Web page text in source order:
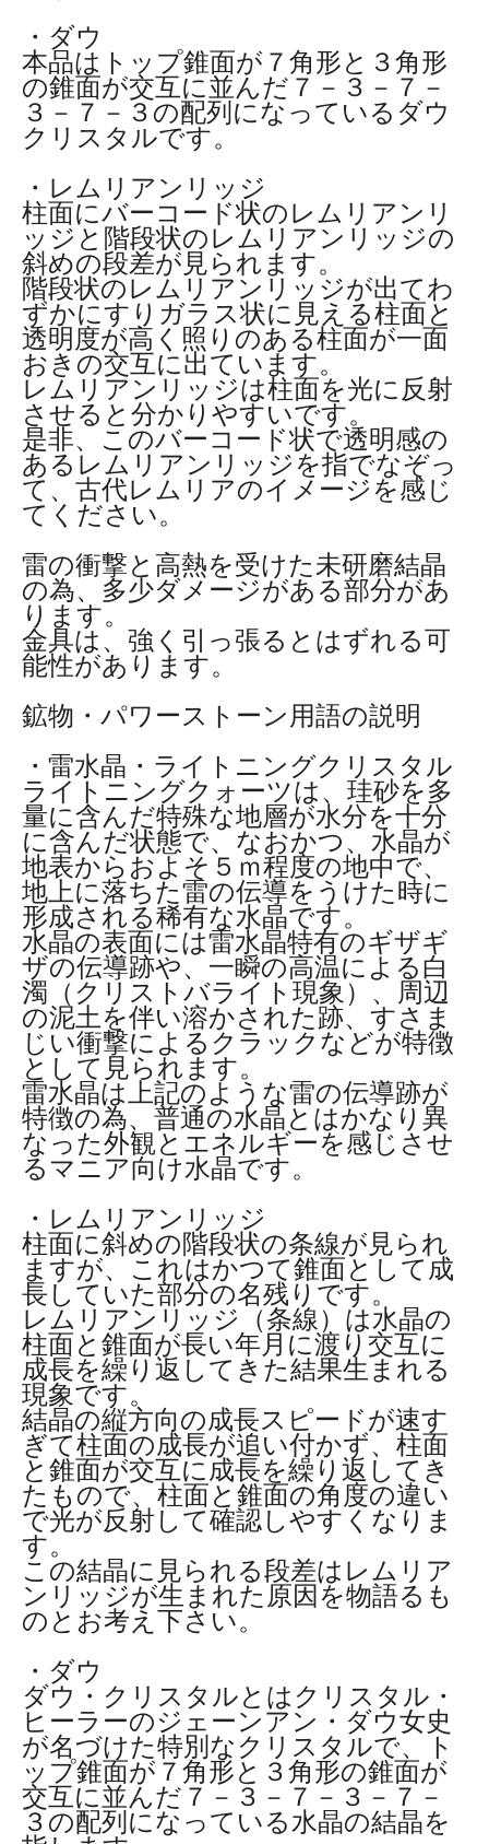
・ダウ
本品はトップ錐面が７角形と３角形
の錐面が交互に並んだ７－３－７－
３－７－３の配列になっているダウ
クリスタルです。
・レムリアンリッジ
柱面にバーコード状のレムリアンリ
ッジと階段状のレムリアンリッジの
斜めの段差が見られます。
階段状のレムリアンリッジが出てわ
ずかにすりガラス状に見える柱面と
透明度が高く照りのある柱面が一面
おきの交互に出ています。
レムリアンリッジは柱面を光に反射
させると分かりやすいです。
是非、このバーコード状で透明感の
あるレムリアンリッジを指でなぞっ
て、古代レムリアのイメージを感じ
てください。
雷の衝撃と高熱を受けた未研磨結晶
の為、多少ダメージがある部分があ
ります。
金具は、強く引っ張るとはずれる可
能性があります。
鉱物・パワーストーン用語の説明
・雷水晶・ライトニングクリスタル
ライトニングクォーツは、珪砂を多
量に含んだ特殊な地層が水分を十分
に含んだ状態で、なおかつ、水晶が
地表からおよそ５ｍ程度の地中で、
地上に落ちた雷の伝導をうけた時に
形成される稀有な水晶です。
水晶の表面には雷水晶特有のギザギ
ザの伝導跡や、一瞬の高温による白
濁（クリストバライト現象）、周辺
の泥土を伴い溶かされた跡、すさま
じい衝撃によるクラックなどが特徴
として見られます。
雷水晶は上記のような雷の伝導跡が
特徴の為、普通の水晶とはかなり異
なった外観とエネルギーを感じさせ
るマニア向け水晶です。
・レムリアンリッジ
柱面に斜めの階段状の条線が見られ
ますが、これはかつて錐面として成
長していた部分の名残りです。
レムリアンリッジ（条線）は水晶の
柱面と錐面が長い年月に渡り交互に
成長を繰り返してきた結果生まれる
現象です。
結晶の縦方向の成長スピードが速す
ぎて柱面の成長が追い付かず、柱面
と錐面が交互に成長を繰り返してき
たもので、柱面と錐面の角度の違い
で光が反射して確認しやすくなりま
す。
この結晶に見られる段差はレムリア
ンリッジが生まれた原因を物語るも
のとお考え下さい。
・ダウ
ダウ・クリスタルとはクリスタル・
ヒーラーのジェーンアン・ダウ女史
が名づけた特別なクリスタルで、ト
ップ錐面が７角形と３角形の錐面が
交互に並んだ７－３－７－３－７－
３の配列になっている水晶の結晶を